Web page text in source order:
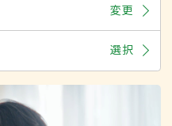
変更
選択